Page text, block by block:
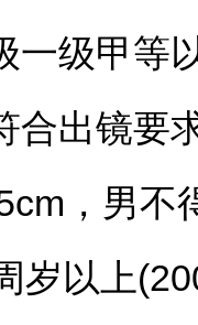
级甲等
出镜要
，男不
以上